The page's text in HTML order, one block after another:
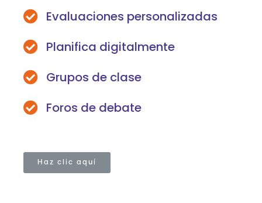
Evaluaciones personalizadas
Planifica digitalmente
Grupos de clase
Foros de debate
Haz clic aquí